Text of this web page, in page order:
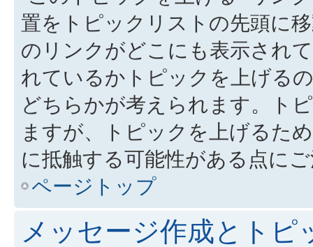
置をトピックリストの先頭に
のリンクがどこにも表示され
れているかトピックを上げる
どちらかが考えられます。ト
ますが、トピックを上げるた
に抵触する可能性がある点に
ページトップ
メッセージ作成とトピ